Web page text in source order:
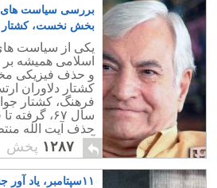
بررسی سیاست های
بخش نخست، کشتار
۱
یکی از سیاست
اسلامی همیشه
و حذف فیزیکی
کشتار دلاوران
فرهنگ، کشتار
سال ۶۷،
حذف آیت الله
آویختن روزانه
شهرها.
۱۲۸۷ پخش
۱۱سپتامبر، یاد